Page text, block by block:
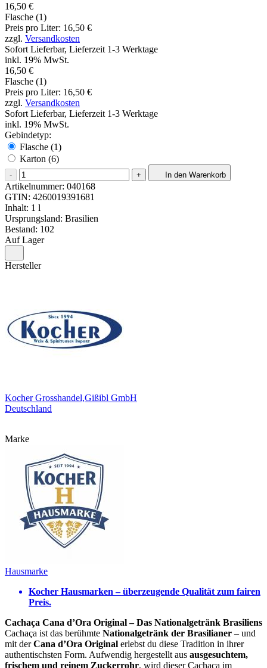
16,50 €
Flasche (1)
Preis pro Liter: 16,50 €
zzgl. Versandkosten
Sofort Lieferbar, Lieferzeit 1-3 Werktage
inkl. 19% MwSt.
16,50 €
Flasche (1)
Preis pro Liter: 16,50 €
zzgl. Versandkosten
Sofort Lieferbar, Lieferzeit 1-3 Werktage
inkl. 19% MwSt.
Gebindetyp:
Flasche (1)
Karton (6)
- + In den Warenkorb
Artikelnummer: 040168
GTIN: 4260019391681
Inhalt: 1 l
Ursprungsland: Brasilien
Bestand: 102
Auf Lager
Hersteller
Kocher Grosshandel,Gißibl GmbH
Deutschland
Marke
Hausmarke
Kocher Hausmarken – überzeugende Qualität zum fairen
Preis.
Cachaça Cana d’Ora Original – Das Nationalgetränk Brasiliens
Cachaça ist das berühmte Nationalgetränk der Brasilianer – und
mit derCana d’Ora Original erlebst du diese Tradition in ihrer
authentischsten Form. Aufwendig hergestellt aus ausgesuchtem,
frischem und reinem Zuckerrohr, wird dieser Cachaça im